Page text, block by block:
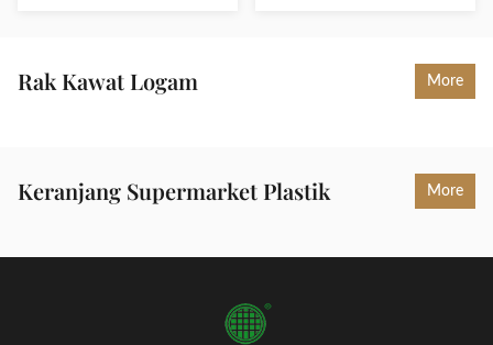
Rak Kawat Logam More
Keranjang Supermarket Plastik More